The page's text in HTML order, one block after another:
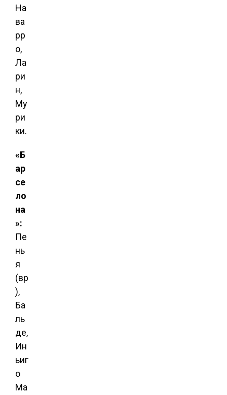
На
ва
рр
о,
Ла
ри
н,
Му
ри
ки.
«Б
ар
се
ло
на
»:
Пе
нь
я
(вр
),
Ба
ль
де,
Ин
ьиг
о
Ма